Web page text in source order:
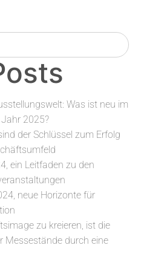
Was ist neu im
2025?
der Schlüssel zum Erfolg
ein Leitfaden zu den
neue Horizonte für
zu kreieren, ist die
Messestände durch eine